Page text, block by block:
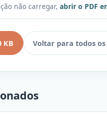
não carregar, abrir o PDF
KB Voltar para todos